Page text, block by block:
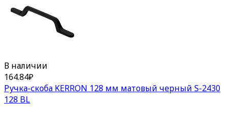
В наличии
164.84₽
Ручка-скоба KERRON 128 мм матовый черный S-2430
128 BL